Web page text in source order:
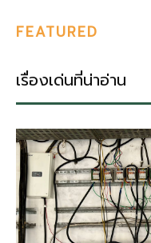
FEATURED
เรื่องเด่นที่น่าอ่าน